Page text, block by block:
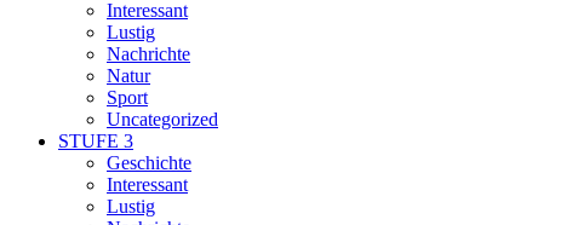
Interessant
Lustig
Nachrichte
Natur
Sport
Uncategorized
STUFE 3
Geschichte
Interessant
Lustig